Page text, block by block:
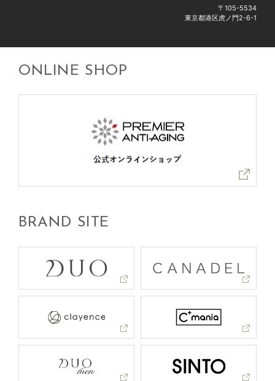
〒105-5534
東京都港区虎ノ門2-6-1
ONLINE SHOP
BRAND SITE